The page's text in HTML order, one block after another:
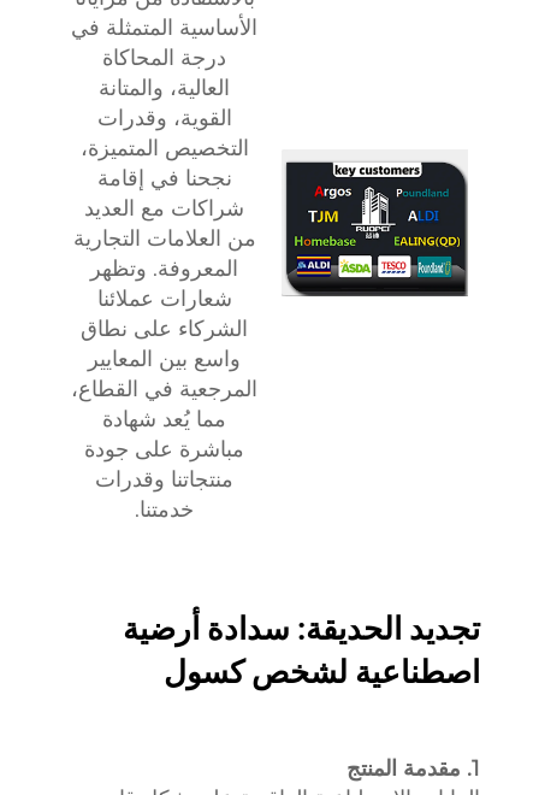
الأساسية المتمثلة في
درجة المحاكاة
العالية، والمتانة
القوية، وقدرات
التخصيص المتميزة،
نجحنا في إقامة
شراكات مع العديد
من العلامات التجارية
المعروفة. وتظهر
شعارات عملائنا
الشركاء على نطاق
واسع بين المعايير
المرجعية في القطاع،
مما يُعد شهادة
مباشرة على جودة
منتجاتنا وقدرات
خدمتنا.
تجديد الحديقة: سدادة أرضية
اصطناعية لشخص كسول
1. مقدمة المنتج